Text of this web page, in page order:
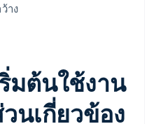
าง
มต้นใช้งาน
นเกี่ยวข้อง